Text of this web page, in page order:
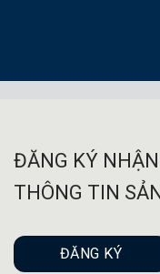
ĐĂNG KÝ NHẬN
THÔNG TIN